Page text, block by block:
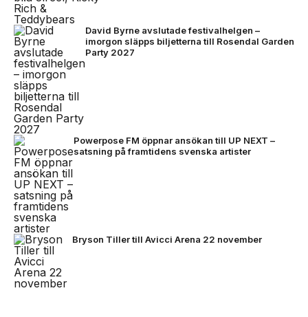
David Byrne avslutade festivalhelgen –
imorgon släpps biljetterna till Rosendal Garden
Party 2027
Powerpose FM öppnar ansökan till UP NEXT –
satsning på framtidens svenska artister
Bryson Tiller till Avicci Arena 22 november